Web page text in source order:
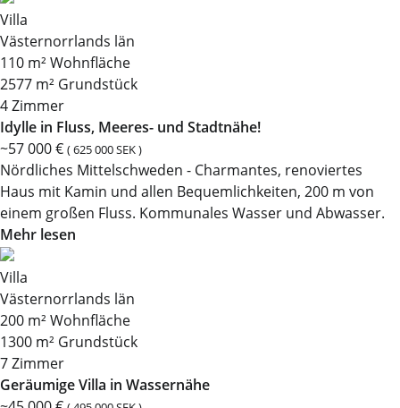
Villa
Västernorrlands län
110 m² Wohnfläche
2577 m² Grundstück
4 Zimmer
Idylle in Fluss, Meeres- und Stadtnähe!
~57 000 € ( 625 000 SEK )
Nördliches Mittelschweden - Charmantes, renoviertes
Haus mit Kamin und allen Bequemlichkeiten, 200 m von
einem großen Fluss. Kommunales Wasser und Abwasser.
Mehr lesen
Villa
Västernorrlands län
200 m² Wohnfläche
1300 m² Grundstück
7 Zimmer
Geräumige Villa in Wassernähe